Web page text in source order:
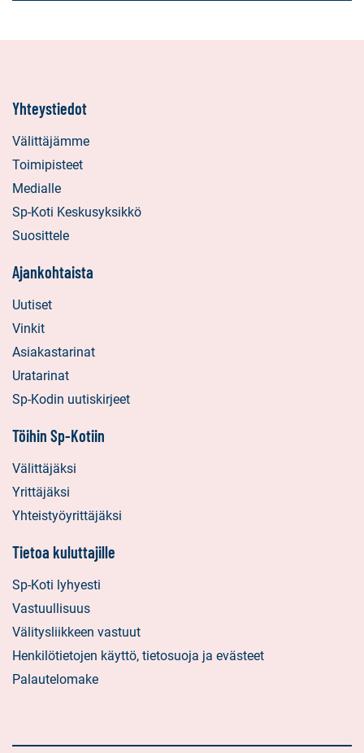
Yhteystiedot
Välittäjämme
Toimipisteet
Medialle
Sp-Koti Keskusyksikkö
Suosittele
Ajankohtaista
Uutiset
Vinkit
Asiakastarinat
Uratarinat
Sp-Kodin uutiskirjeet
Töihin Sp-Kotiin
Välittäjäksi
Yrittäjäksi
Yhteistyöyrittäjäksi
Tietoa kuluttajille
Sp-Koti lyhyesti
Vastuullisuus
Välitysliikkeen vastuut
Henkilötietojen käyttö, tietosuoja ja evästeet
Palautelomake